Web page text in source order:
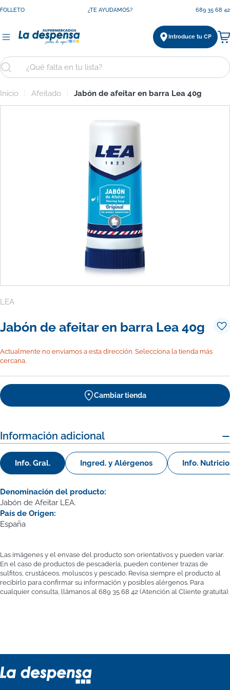
FOLLETO ¿TE AYUDAMOS? 689 35 68 42
Buscar
Introduce tu CP
Inicio Afeitado Jabón de afeitar en barra Lea 40g
LEA
Jabón de afeitar en barra Lea 40g
Actualmente no enviamos a esta dirección. Selecciona la tienda más
cercana.
Cambiar tienda
Información adicional
Info. Gral. Ingred. y Alérgenos Info.
Denominación del producto:
Jabón de Afeitar LEA.
País de Origen:
España
Las imágenes y el envase del producto son orientativos y pueden variar.
En el caso de productos de pescadería, pueden contener trazas de
sulfitos, crustáceos, moluscos y pescado. Revisa siempre el producto al
recibirlo para confirmar su información y posibles alérgenos. Para
cualquier consulta, llámanos al 689 35 68 42 (Atención al Cliente gratuita).